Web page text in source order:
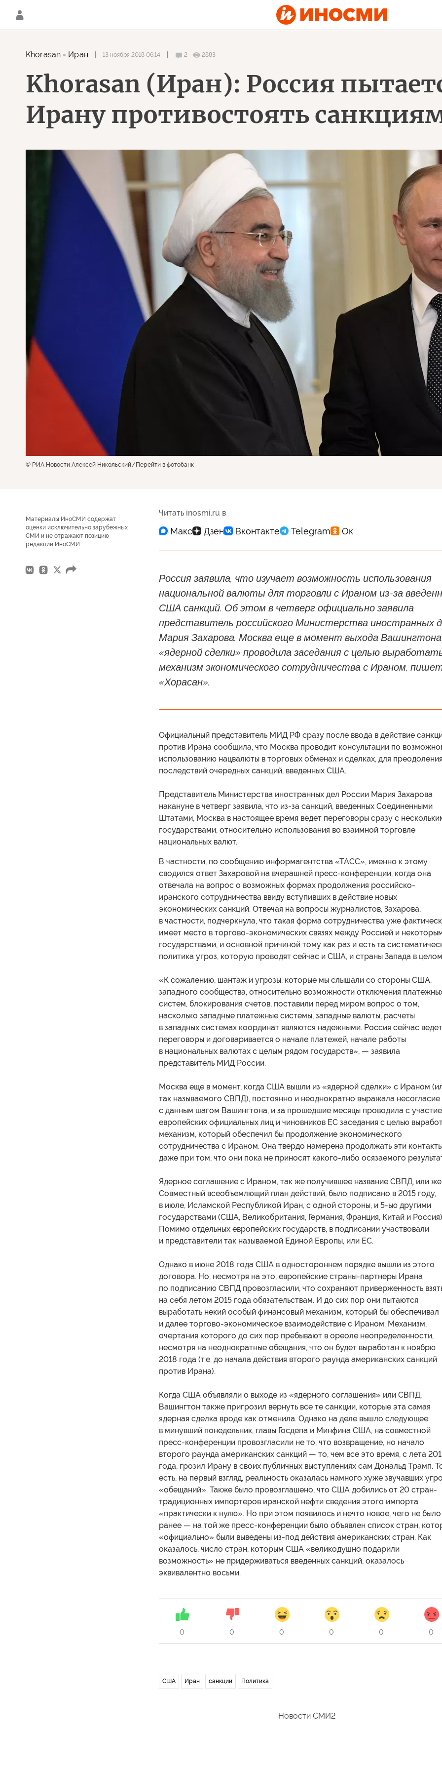
Khorasan Иран 13 ноября 2018 06:14 2 2883
Khorasan (Иран): Россия
Ирану противостоять
© РИА Новости Алексей Никольский Перейти в фотобанк
Материалы ИноСМИ содержат
оценки исключительно зарубежных
СМИ и не отражают позицию
редакции ИноСМИ
Читать inosmi.ru в
Россия заявила, что изучает возможность использования
национальной валюты для торговли с Ираном из-за
США санкций. Об этом в четверг официально заявила
представитель российского Министерства иностранных
Мария Захарова. Москва еще в момент выхода Вашингтона
«ядерной сделки» проводила заседания с целью
механизм экономического сотрудничества с Ираном,
«Хорасан».
Официальный представитель МИД РФ сразу после ввода в действие
против Ирана сообщила, что Москва проводит консультации по
использованию нацвалюты в торговых обменах и сделках, для преодоления
последствий очередных санкций, введенных США.
Представитель Министерства иностранных дел России Мария Захарова
накануне в четверг заявила, что из-за санкций, введенных Соединенными
Штатами, Москва в настоящее время ведет переговоры сразу с
государствами, относительно использования во взаимной торговле
национальных валют.
В частности, по сообщению информагентства «ТАСС», именно к этому
сводился ответ Захаровой на вчерашней пресс-конференции, когда она
отвечала на вопрос о возможных формах продолжения российско-
иранского сотрудничества ввиду вступивших в действие новых
экономических санкций. Отвечая на вопросы журналистов, Захарова,
в частности, подчеркнула, что такая форма сотрудничества уже
имеет место в торгово-экономических связях между Россией и
государствами, и основной причиной тому как раз и есть та
политика угроз, которую проводят сейчас и США, и страны Запада в
«К сожалению, шантаж и угрозы, которые мы слышали со стороны США,
западного сообщества, относительно возможности отключения
систем, блокирования счетов, поставили перед миром вопрос о том,
насколько западные платежные системы, западные валюты, расчеты
в западных системах координат являются надежными. Россия сейчас ведет
переговоры и договаривается о начале платежей, начале работы
в национальных валютах с целым рядом государств», — заявила
представитель МИД России.
Москва еще в момент, когда США вышли из «ядерной сделки» с Ираном
так называемого СВПД), постоянно и неоднократно выражала несогласие
с данным шагом Вашингтона, и за прошедшие месяцы проводила с
европейских официальных лиц и чиновников ЕС заседания с целью
механизм, который обеспечил бы продолжение экономического
сотрудничества с Ираном. Она твердо намерена продолжать эти
даже при том, что они пока не приносят какого-либо осязаемого
Ядерное соглашение с Ираном, так же получившее название СВПД, или же
Совместный всеобъемлющий план действий, было подписано в 2015 году,
в июле, Исламской Республикой Иран, с одной стороны, и 5-ью другими
государствами (США, Великобритания, Германия, Франция, Китай и
Помимо отдельных европейских государств, в подписании участвовали
и представители так называемой Единой Европы, или ЕС.
Однако в июне 2018 года США в одностороннем порядке вышли из этого
договора. Но, несмотря на это, европейские страны-партнеры Ирана
по подписанию СВПД провозгласили, что сохраняют приверженность
на себя летом 2015 года обязательствам. И до сих пор они пытаются
выработать некий особый финансовый механизм, который бы обеспечивал
и далее торгово-экономическое взаимодействие с Ираном. Механизм,
очертания которого до сих пор пребывают в ореоле неопределенности,
несмотря на неоднократные обещания, что он будет выработан к ноябрю
2018 года (т.е. до начала действия второго раунда американских санкций
против Ирана).
Когда США объявляли о выходе из «ядерного соглашения» или СВПД,
Вашингтон также пригрозил вернуть все те санкции, которые эта самая
ядерная сделка вроде как отменила. Однако на деле вышло следующее:
в минувший понедельник, главы Госдепа и Минфина США, на совместной
пресс-конференции провозгласили не то, что возвращение, но начало
второго раунда американских санкций — то, чем все это время, с лета
года, грозил Ирану в своих публичных выступлениях сам Дональд Трамп.
есть, на первый взгляд, реальность оказалась намного хуже звучавших
«обещаний». Также было провозглашено, что США добились от 20 стран-
традиционных импортеров иранской нефти сведения этого импорта
«практически к нулю». Но при этом появилось и нечто новое, чего не было
ранее — на той же пресс-конференции было объявлен список стран,
«официально» были выведены из-под действия американских стран. Как
оказалось, число стран, которым США «великодушно подарили
возможность» не придерживаться введенных санкций, оказалось
эквивалентно восьми.
0 0 0 0 0 0
США Иран санкции Политика
Новости СМИ2